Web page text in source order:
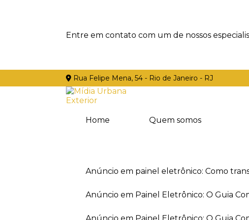
Entre em contato com um de nossos
Rua Felipe Mena, 54 - Rio de Janeiro - RJ
Home Quem somos
Anúncio em painel eletrônico: Como
Anúncio em Painel Eletrônico: O Guia